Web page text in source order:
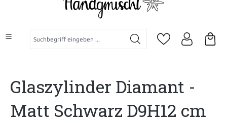
Suchbegriff eingeben ...
Glaszylinder Diamant -
Matt Schwarz D9H12 cm